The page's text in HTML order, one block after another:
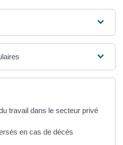
travail dans le secteur privé
en cas de décès